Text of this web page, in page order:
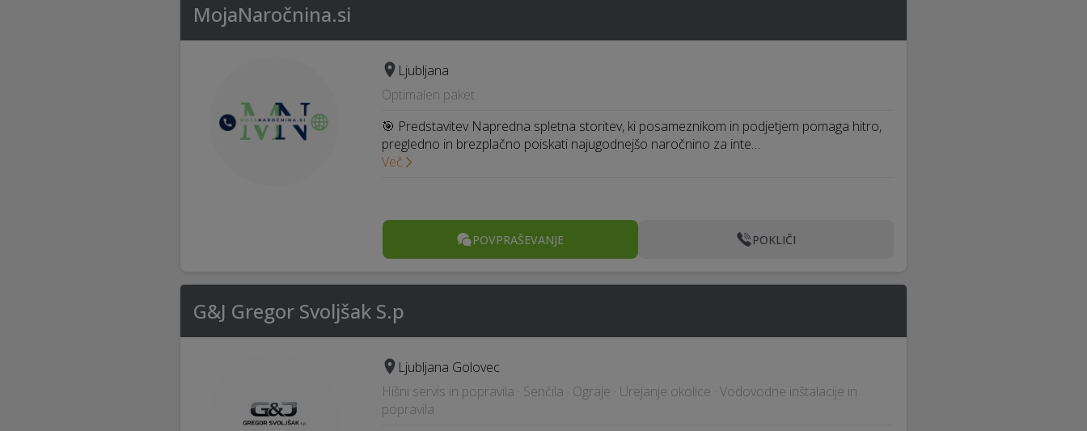
MojaNaročnina.si
Ljubljana
Optimalen paket
🎯 Predstavitev Napredna spletna storitev, ki posameznikom in podjetjem pomaga hitro,
pregledno in brezplačno poiskati najugodnejšo naročnino za inte…
Več
POVPRAŠEVANJE POKLIČI
G&J Gregor Svoljšak S.p
Ljubljana Golovec
Hišni servis in popravila · Senčila · Ograje · Urejanje okolice · Vodovodne inštalacije in
popravila